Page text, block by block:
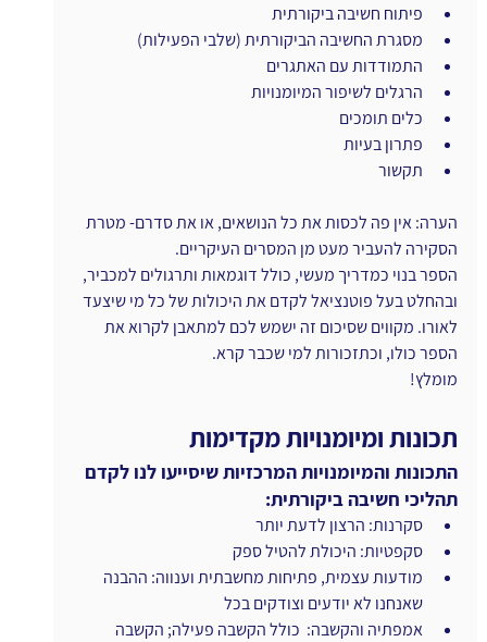
פיתוח חשיבה ביקורתית
מסגרת החשיבה הביקורתית (שלבי הפעילות)
התמודדות עם האתגרים
הרגלים לשיפור המיומנויות
כלים תומכים
פתרון בעיות
תקשור
הערה: אין פה לכסות את כל הנושאים, או את סדרם- מטרת
הסקירה להעביר מעט מן המסרים העיקריים.
הספר בנוי כמדריך מעשי, כולל דוגמאות ותרגולים למכביר,
ובהחלט בעל פוטנציאל לקדם את היכולות של כל מי שיצעד
לאורו. מקווים שסיכום זה ישמש לכם למתאבן לקרוא את
הספר כולו, וכתזכורות למי שכבר קרא.
מומלץ!
תכונות ומיומנויות מקדימות
התכונות והמיומנויות המרכזיות שיסייעו לנו לקדם
תהליכי חשיבה ביקורתית:
סקרנות: הרצון לדעת יותר
סקפטיות: היכולת להטיל ספק
מודעות עצמית, פתיחות מחשבתית וענווה: ההבנה
שאנחנו לא יודעים וצודקים בכל
אמפתיה והקשבה:  כולל הקשבה פעילה; הקשבה